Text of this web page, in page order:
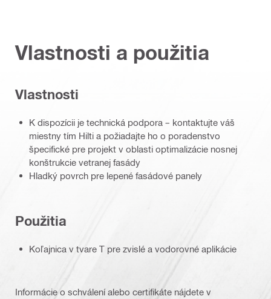
Vlastnosti a použitia
Vlastnosti
K dispozícii je technická podpora – kontaktujte váš
miestny tím Hilti a požiadajte ho o poradenstvo
špecifické pre projekt v oblasti optimalizácie nosnej
konštrukcie vetranej fasády
Hladký povrch pre lepené fasádové panely
Použitia
Koľajnica v tvare T pre zvislé a vodorovné aplikácie
Informácie o schválení alebo certifikáte nájdete v